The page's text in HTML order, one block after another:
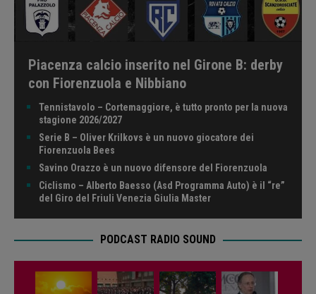
Piacenza calcio inserito nel Girone B: derby
con Fiorenzuola e Nibbiano
Tennistavolo – Cortemaggiore, è tutto pronto per la nuova
stagione 2026/2027
Serie B – Oliver Krilkovs è un nuovo giocatore dei
Fiorenzuola Bees
Savino Orazzo è un nuovo difensore del Fiorenzuola
Ciclismo – Alberto Baesso (Asd Programma Auto) è il “re”
del Giro del Friuli Venezia Giulia Master
PODCAST RADIO SOUND